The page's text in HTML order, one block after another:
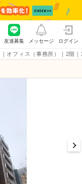
オフィス（事務所）｜2階
友達募集 メッセージ ログイン